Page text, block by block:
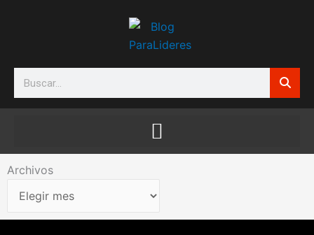
Search
Archivos
Archivos